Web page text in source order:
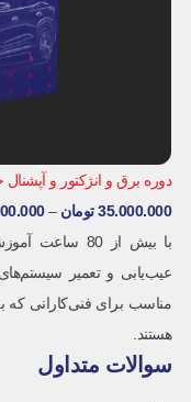
دوره برق و انژکتور و
35.000.000 تومان –
با بیش از 80
عیب‌یابی و تعمیر
مناسب برای فنی‌کارانی که
هستند.
سوالات متداول